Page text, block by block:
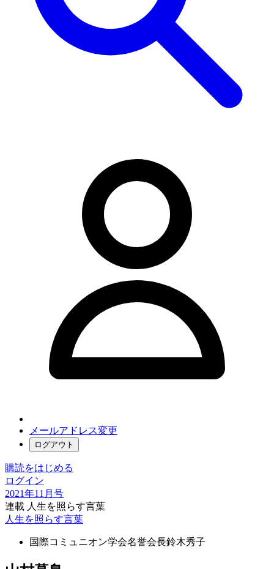
メールアドレス変更
ログアウト
購読をはじめる
ログイン
2021年11月号
連載 人生を照らす言葉
人生を照らす言葉
国際コミュニオン学会名誉会長鈴木秀子